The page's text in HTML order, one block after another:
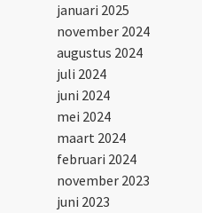
januari 2025
november 2024
augustus 2024
juli 2024
juni 2024
mei 2024
maart 2024
februari 2024
november 2023
juni 2023